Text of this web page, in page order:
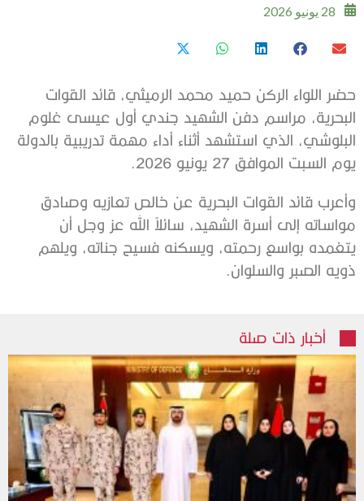
28 يونيو 2026
حضر اللواء الركن حميد محمد الرميثي، قائد القوات
البحرية، مراسم دفن الشهيد جندي أول عيسى غلوم
البلوشي، الذي استشهد أثناء أداء مهمة تدريبية بالدولة
يوم السبت الموافق 27 يونيو 2026.
وأعرب قائد القوات البحرية عن خالص تعازيه وصادق
مواساته إلى أسرة الشهيد، سائلاً الله عز وجل أن
يتغمده بواسع رحمته، ويسكنه فسيح جناته، ويلهم
ذويه الصبر والسلوان.
أخبار ذات صلة